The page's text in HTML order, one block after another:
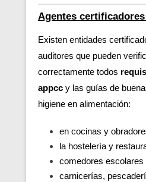
Agentes certificadores
Existen entidades
auditores que pueden
correctamente todos
appcc y las guías de
higiene en alimentación:
en cocinas y
la hostelería y
comedores escolares
carnicerías,